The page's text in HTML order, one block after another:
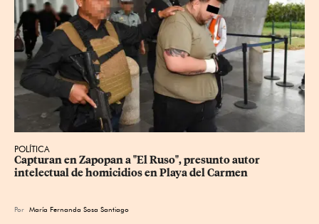
POLÍTICA
Capturan en Zapopan a "El Ruso", presunto autor
intelectual de homicidios en Playa del Carmen
Por María Fernanda Sosa Santiago